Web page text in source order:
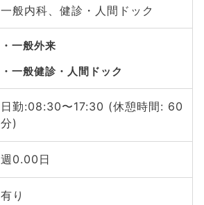
一般内科、健診・人間ドック
一般外来
一般健診・人間ドック
日勤:08:30〜17:30 (休憩時間: 60
分)
週0.00日
有り